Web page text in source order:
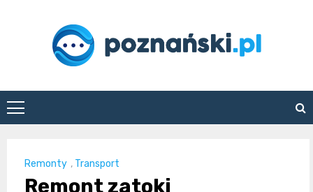
poznanski.pl
Remonty , Transport
Remont zatoki